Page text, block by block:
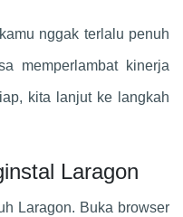
nggak terlalu penuh
memperlambat kinerja
kita lanjut ke langkah
Laragon
Laragon. Buka browser